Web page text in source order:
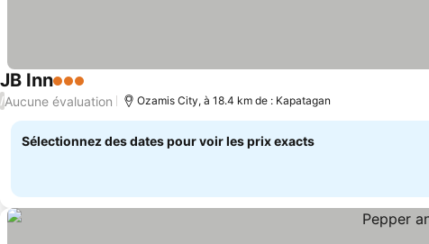
JB Inn3 ÉtoilesConsulter les prix
/Aucune évaluation Ozamis City, à 18.4 km de : Kapatagan
Sélectionnez des dates pour voir les prix exacts